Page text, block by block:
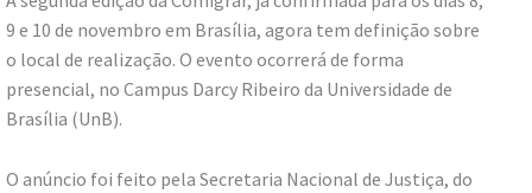
9 e 10 de novembro em Brasília, agora tem definição sobre
o local de realização. O evento ocorrerá de forma
presencial, no Campus Darcy Ribeiro da Universidade de
Brasília (UnB).
O anúncio foi feito pela Secretaria Nacional de Justiça, do